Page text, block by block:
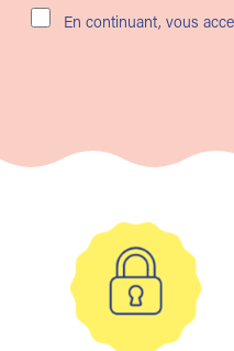
En continuant, vous